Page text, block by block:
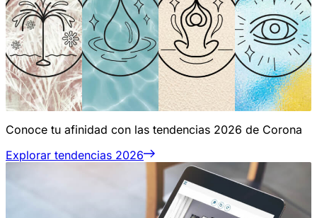
Conoce tu afinidad con las tendencias 2026 de Corona
Explorar tendencias 2026